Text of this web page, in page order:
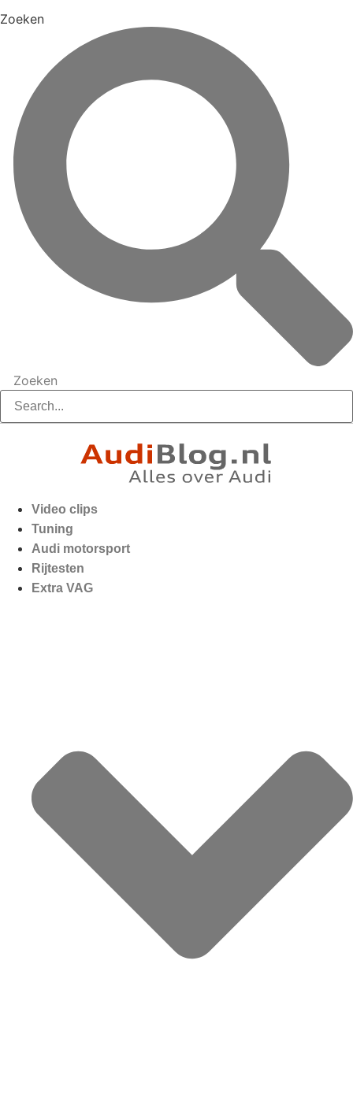
Zoeken
Zoeken
Video clips
Tuning
Audi motorsport
Rijtesten
Extra VAG